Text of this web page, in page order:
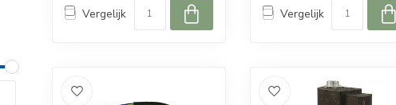
Vergelijk Vergelijk